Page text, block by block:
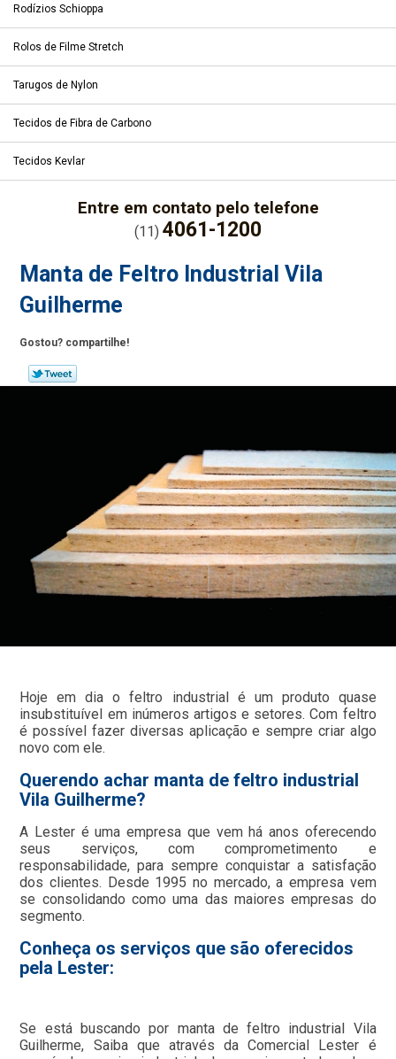
Rodízios Schioppa
Rolos de Filme Stretch
Tarugos de Nylon
Tecidos de Fibra de Carbono
Tecidos Kevlar
Entre em contato pelo telefone
(11) 4061-1200
Manta de Feltro Industrial Vila
Guilherme
Gostou? compartilhe!
Hoje em dia o feltro industrial é um produto quase
insubstituível em inúmeros artigos e setores. Com feltro
é possível fazer diversas aplicação e sempre criar algo
novo com ele.
Querendo achar manta de feltro industrial
Vila Guilherme?
A Lester é uma empresa que vem há anos oferecendo
seus serviços, com comprometimento e
responsabilidade, para sempre conquistar a satisfação
dos clientes. Desde 1995 no mercado, a empresa vem
se consolidando como uma das maiores empresas do
segmento.
Conheça os serviços que são oferecidos
pela Lester:
Se está buscando por manta de feltro industrial Vila
Guilherme, Saiba que através da Comercial Lester é